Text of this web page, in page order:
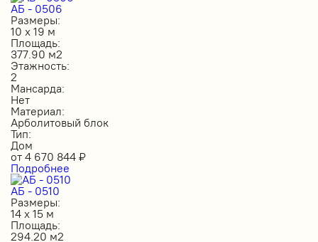
АБ - 0506
Размеры:
10 х 19 м
Площадь:
377.90 м2
Этажность:
2
Мансарда:
Нет
Материал:
Арболитовый блок
Тип:
Дом
от 4 670 844 ₽
Подробнее
АБ - 0510
Размеры:
14 х 15 м
Площадь:
294.20 м2